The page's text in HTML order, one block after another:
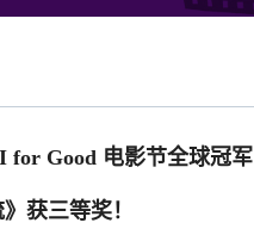
for Good 电影节全球冠军
获三等奖！